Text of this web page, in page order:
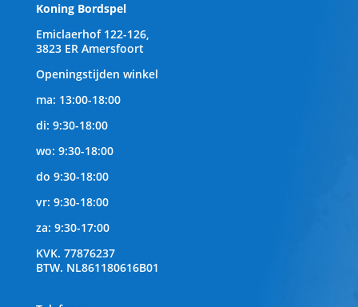
Koning Bordspel
Emiclaerhof 122-126,
3823 ER Amersfoort
Openingstijden winkel
ma: 13:00-18:00
di: 9:30-18:00
wo: 9:30-18:00
do 9:30-18:00
vr: 9:30-18:00
za: 9:30-17:00
KVK. 77876237
BTW. NL861180616B01